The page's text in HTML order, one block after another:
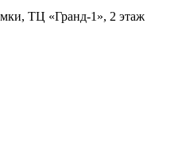
ТЦ «Гранд-1», 2 этаж